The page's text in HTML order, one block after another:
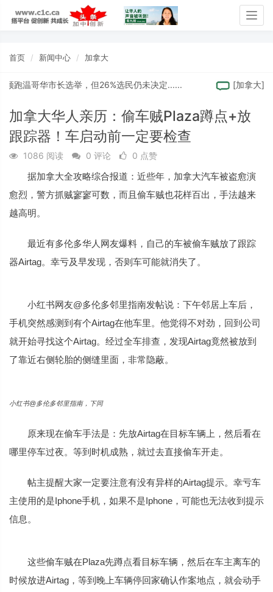
首页 新闻中心 加拿大
跑温哥华市长选举，但26%选民仍未决定...... [加拿大] "你
加拿大华人亲历：偷车贼Plaza蹲点+放
跟踪器！车启动前一定要检查
1086 阅读 0 评论
0 点赞
据加拿大全攻略综合报道：近些年，加拿大汽车被盗愈演
愈烈，警方抓贼寥寥可数，而且偷车贼也花样百出，手法越来
越高明。
最近有多伦多华人网友爆料，自己的车被偷车贼放了跟踪
器Airtag。幸亏及早发现，否则车可能就消失了。
小红书网友@多伦多邻里指南发帖说：下午邻居上车后，
手机突然感测到有个Airtag在他车里。他觉得不对劲，回到公司
就开始寻找这个Airtag。经过全车排查，发现Airtag竟然被放到
了靠近右侧轮胎的侧缝里面，非常隐蔽。
小红书@多伦多邻里指南，下同
原来现在偷车手法是：先放Airtag在目标车辆上，然后看在
哪里停车过夜。等到时机成熟，就过去直接偷车开走。
帖主提醒大家一定要注意有没有异样的Airtag提示。幸亏车
主使用的是Iphone手机，如果不是Iphone，可能也无法收到提示
信息。
这些偷车贼在Plaza先蹲点看目标车辆，然后在车主离车的
时候放进Airtag，等到晚上车辆停回家确认作案地点，就会动手